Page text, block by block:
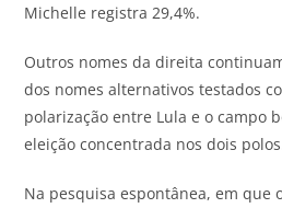
Michelle registra 29,4%.
Outros nomes da direita
dos nomes alternativos testados
polarização entre Lula e o campo
eleição concentrada nos dois
Na pesquisa espontânea, em que